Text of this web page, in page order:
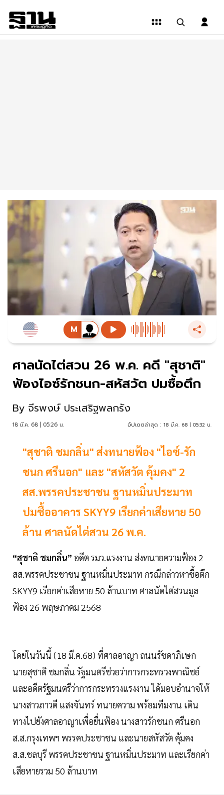
ศาลนัดไต่สวน 26 พ.ค. คดี "สุชาติ"
ฟ้องไอซ์รักชนก-สหัสวัต ปมซื้อตึก
By จีรพงษ์ ประเสริฐพลกรัง
18 มี.ค. 68 | 05:26 น. อัปเดตล่าสุด : 18 มี.ค. 68 | 05:32 น.
"สุชาติ ชมกลิ่น" ส่งทนายฟ้อง "ไอซ์-รัก
ชนก ศรีนอก" และ "สหัสวัต คุ้มคง" 2
สส.พรรคประชาชน ฐานหมิ่นประมาท
ปมซื้ออาคาร SKYY9 เรียกค่าเสียหาย 50
ล้าน ศาลนัดไต่สวน 26 พ.ค.
“สุชาติ ชมกลิ่น” อดีต รมว.แรงงาน ส่งทนายความฟ้อง 2
สส.พรรคประชาชน ฐานหมิ่นประมาท กรณีกล่าวหาซื้อตึก
SKYY9 เรียกค่าเสียหาย 50 ล้านบาท ศาลนัดไต่สวนมูล
ฟ้อง 26 พฤษภาคม 2568
โดยในวันนี้ (18 มี.ค.68) ที่ศาลอาญา ถนนรัชดาภิเษก
นายสุชาติ ชมกลิ่น รัฐมนตรีช่วยว่าการกระทรวงพาณิชย์
และอดีตรัฐมนตรีว่าการกระทรวงแรงงาน ได้มอบอำนาจให้
นางสาวภาวดี แสงจันทร์ ทนายความ พร้อมทีมงาน เดิน
ทางไปยังศาลอาญาเพื่อยื่นฟ้อง นางสาวรักชนก ศรีนอก
ส.ส.กรุงเทพฯ พรรคประชาชน และนายสหัสวัต คุ้มคง
ส.ส.ชลบุรี พรรคประชาชน ฐานหมิ่นประมาท และเรียกค่า
เสียหายรวม 50 ล้านบาท